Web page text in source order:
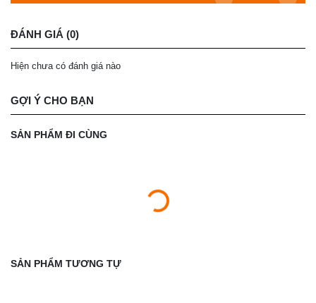
ĐÁNH GIÁ (0)
Hiện chưa có đánh giá nào
GỢI Ý CHO BẠN
SẢN PHẨM ĐI CÙNG
SẢN PHẨM TƯƠNG TỰ